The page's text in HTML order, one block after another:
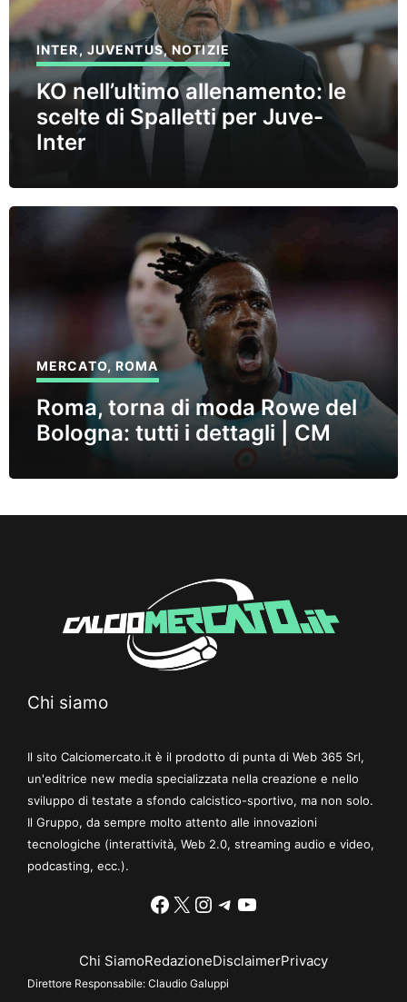
INTER, JUVENTUS,NOTIZIE
KO nell’ultimo allenamento: le
scelte di Spalletti per Juve-
Inter
MERCATO, ROMA
Roma, torna di moda Rowe del
Bologna: tutti i dettagli | CM
Chi siamo
Il sito Calciomercato.it è il prodotto di punta di Web 365 Srl,
un'editrice new media specializzata nella creazione e nello
sviluppo di testate a sfondo calcistico-sportivo, ma non solo.
Il Gruppo, da sempre molto attento alle innovazioni
tecnologiche (interattività, Web 2.0, streaming audio e video,
podcasting, ecc.).
Facebook
X Instagram
Telegram
YouTube
Chi SiamoRedazioneDisclaimerPrivacy
Direttore Responsabile: Claudio Galuppi